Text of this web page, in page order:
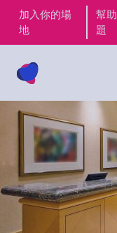
加入你的場
地
幫
題